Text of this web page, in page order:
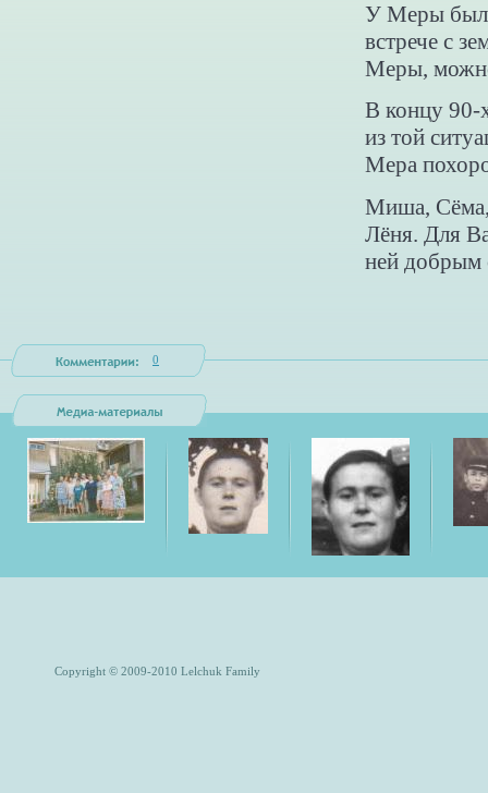
У Меры
встрече с
Меры, можно
В концу 90-
из той
Мера
Миша, Сёма,
Лёня. Для
ней добрым
0
Copyright © 2009-2010 Lelchuk Family